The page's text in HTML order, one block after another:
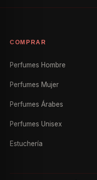
COMPRAR
Perfumes Hombre
Perfumes Mujer
Perfumes Árabes
Perfumes Unisex
Estuchería